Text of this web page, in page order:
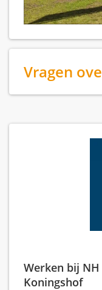
Vragen
Werken bij
Koningshof